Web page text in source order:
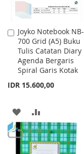
Joyko Notebook NB-
700 Grid (A5) Buku
Tulis Catatan Diary
Agenda Bergaris
Spiral Garis Kotak
IDR 15.600,00
Add
to
Cart
ADD
TO
WISH
TO
COMPARE